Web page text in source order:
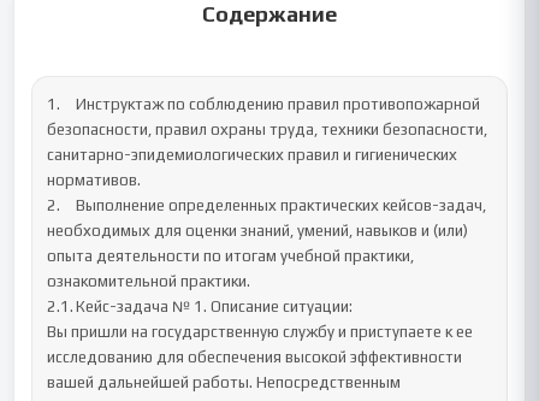
Содержание
1.	Инструктаж по соблюдению правил противопожарной
безопасности, правил охраны труда, техники безопасности,
санитарно-эпидемиологических правил и гигиенических
нормативов.
2.	Выполнение определенных практических кейсов-задач,
необходимых для оценки знаний, умений, навыков и (или)
опыта деятельности по итогам учебной практики,
ознакомительной практики.
2.1.	Кейс-задача № 1. Описание ситуации:
Вы пришли на государственную службу и приступаете к ее
исследованию для обеспечения высокой эффективности
вашей дальнейшей работы. Непосредственным